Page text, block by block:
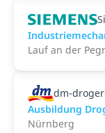
Lauf an der
dm-
Ausbildung
Nürnberg